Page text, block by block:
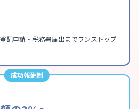
記申請・税務署届出までワンストップ
成功報酬制